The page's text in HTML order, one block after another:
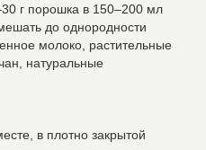
г порошка в 150–200 мл
до однородности
молоко, растительные
натуральные
в плотно закрытой